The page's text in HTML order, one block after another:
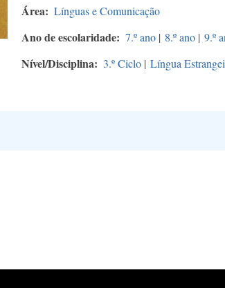
Área Línguas e Comunicação
Ano de escolaridade 7.º ano | 8.º ano | 9.º
Nível/Disciplina 3.º Ciclo | Língua